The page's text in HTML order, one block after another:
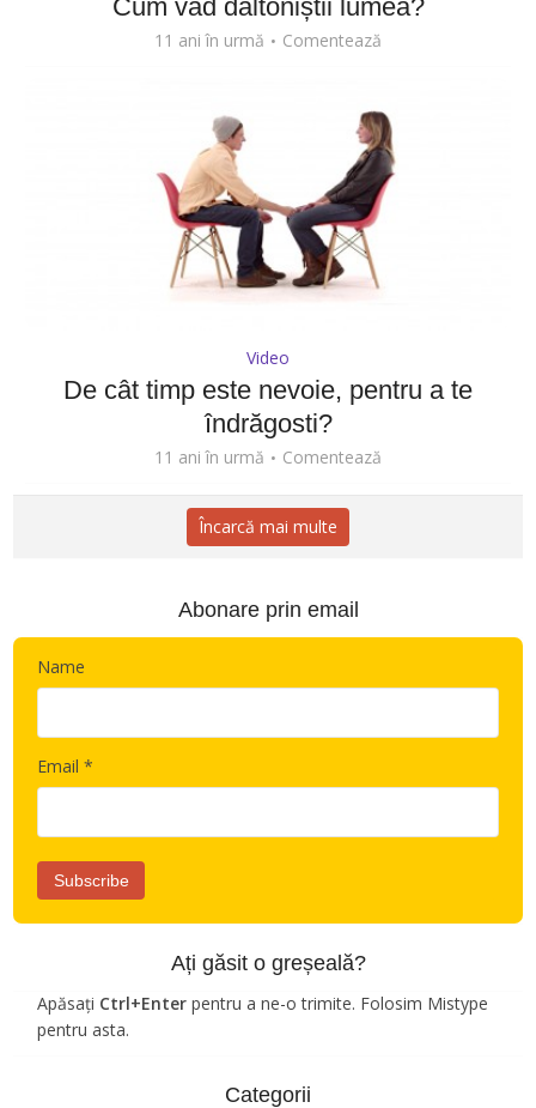
Cum văd daltoniștii lumea?
11 ani în urmă Comentează
Video
De cât timp este nevoie, pentru a te
îndrăgosti?
11 ani în urmă Comentează
Încarcă mai multe
Abonare prin email
Name
Email *
Ați găsit o greșeală?
Apăsați Ctrl+Enter pentru a ne-o trimite. Folosim Mistype
pentru asta.
Categorii